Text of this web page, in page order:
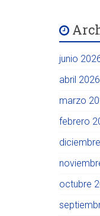
junio
abril 2026
marzo
febrero
octubre